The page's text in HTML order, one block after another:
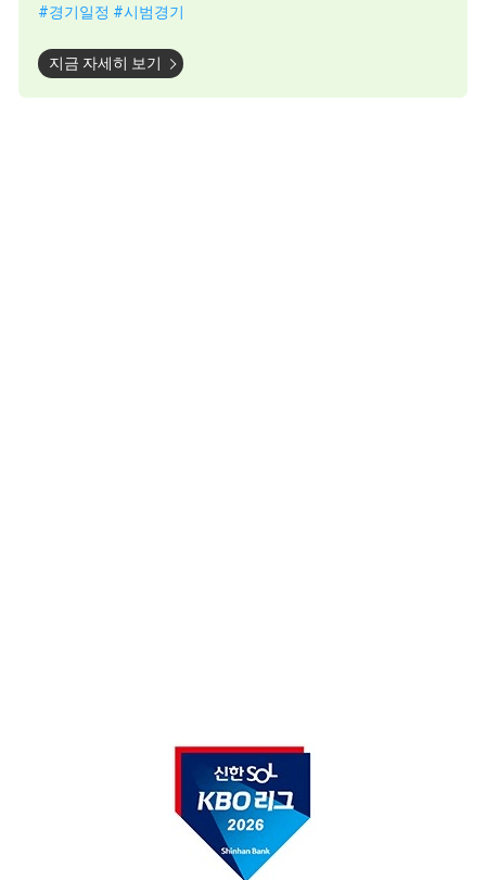
#경기일정 #시범경기
지금 자세히 보기